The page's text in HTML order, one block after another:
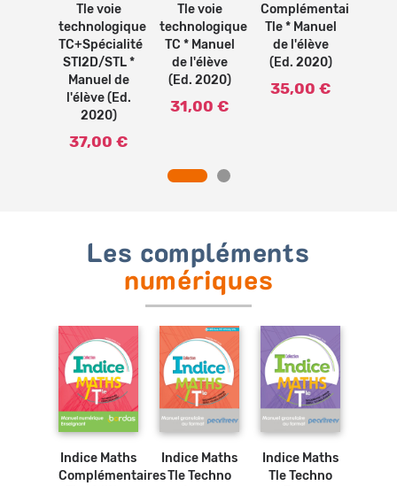
Tle voie
technologique
TC+Spécialité
STI2D/STL *
Manuel de
l'élève (Ed.
2020)
37,00 €
Tle voie
technologique
TC * Manuel
de l'élève
(Ed. 2020)
31,00 €
Complémentaires
Tle * Manuel
de l'élève
(Ed. 2020)
35,00 €
Les compléments
numériques
Indice Maths
Complémentaires
Indice Maths
Tle Techno
Indice Maths
Tle Techno